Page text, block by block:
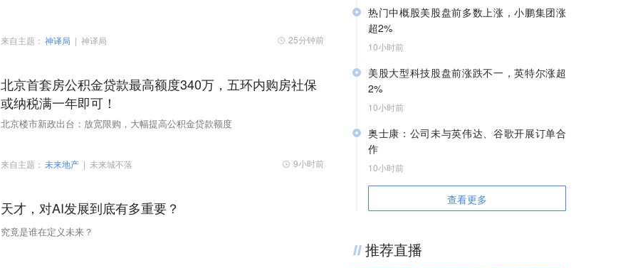
来自主题： 神译局 | 神译局 25分钟前
北京首套房公积金贷款最高额度340万，五环内购房社保
或纳税满一年即可！
北京楼市新政出台：放宽限购，大幅提高公积金贷款额度
来自主题： 未来地产 | 未来城不落 9小时前
天才，对AI发展到底有多重要？
究竟是谁在定义未来？
然资源委员会、北京住房公积金管理中心7日晚
联合印发《关于进一步优化调整本市房地产政策
的通知》，明确非京籍家庭购买五环内商品住房
整后，非京籍家庭在全市范围内购买商品住房的
社保或个税缴纳年限统一为“1年”，购买商品住房
的套数保持不变。即：社保或个税缴纳满1年的
非京籍家庭，在五环内可购买1套商品住房，多
子女家庭可再多购买1套；在五环外，不限购买
套数。《通知》自8日起实施。（央视新闻）
热门中概股美股盘前多数上涨，小鹏集团涨
超2%
10小时前
发稿，小鹏集团涨超2%，富途控股、老虎证
券、蔚来涨超1%，阿里巴巴涨0.59%，理想汽车
涨0.55%，百度涨0.53%；京东跌0.49%，拼多
美股大型科技股盘前涨跌不一，英特尔涨超
2%
10小时前
发稿，英特尔涨超2%，英伟达、特斯拉涨超
1%，亚马逊涨0.96%，谷歌涨0.04%；奈飞跌
0.52%，微软跌0.46%，苹果跌0.04%，Meta跌
0.03%。
奥士康：公司未与英伟达、谷歌开展订单合
作
10小时前
公司股票连续三个交易日内（8月5日至8月7日）
日收盘价涨幅偏离值累计达到20%。近期，市场
情况关注度较高。经公司自查，截至目前，公司
未与英伟达、谷歌开展订单合作，公司与AMD的
查看更多
推荐直播